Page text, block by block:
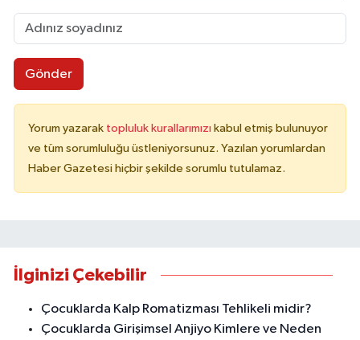
Gönder
Yorum yazarak topluluk kurallarımızı kabul etmiş bulunuyor
ve tüm sorumluluğu üstleniyorsunuz. Yazılan yorumlardan
Haber Gazetesi hiçbir şekilde sorumlu tutulamaz.
İlginizi Çekebilir
Çocuklarda Kalp Romatizması Tehlikeli midir?
Çocuklarda Girişimsel Anjiyo Kimlere ve Neden